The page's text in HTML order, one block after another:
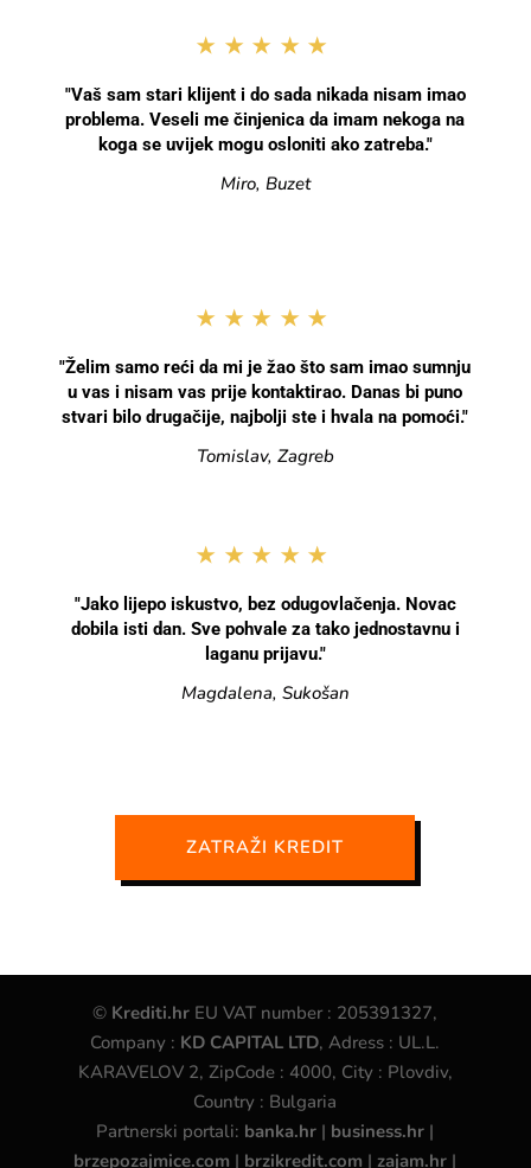
★★★★★
"Vaš sam stari klijent i do sada nikada nisam imao
problema. Veseli me činjenica da imam nekoga na
koga se uvijek mogu osloniti ako zatreba."
Miro, Buzet
★★★★★
"Želim samo reći da mi je žao što sam imao sumnju
u vas i nisam vas prije kontaktirao. Danas bi puno
stvari bilo drugačije, najbolji ste i hvala na pomoći."
Tomislav, Zagreb
★★★★★
"Jako lijepo iskustvo, bez odugovlačenja. Novac
dobila isti dan. Sve pohvale za tako jednostavnu i
laganu prijavu."
Magdalena, Sukošan
ZATRAŽI KREDIT
© Krediti.hr EU VAT number : 205391327,
Company : KD CAPITAL LTD, Adress : UL.L.
KARAVELOV 2, ZipCode : 4000, City : Plovdiv,
Country : Bulgaria
Partnerski portali: banka.hr | business.hr |
brzepozajmice.com | brzikredit.com |zajam.hr |